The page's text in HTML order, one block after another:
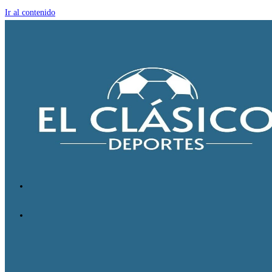
Ir al contenido